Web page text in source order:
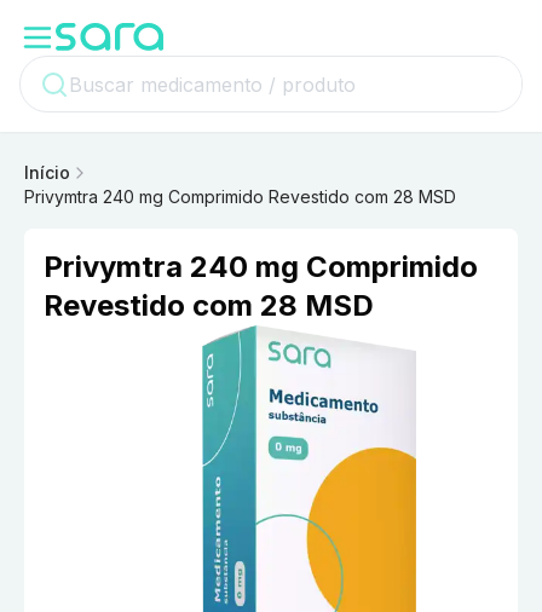
Início
Privymtra 240 mg Comprimido Revestido com 28 MSD
Privymtra 240 mg Comprimido
Revestido com 28 MSD